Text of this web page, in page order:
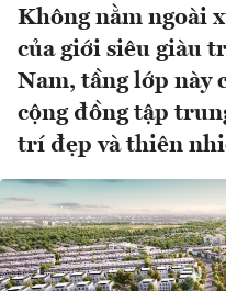
Không nằm ngoài
của giới siêu giàu
Nam, tầng lớp này
cộng đồng tập
trí đẹp và thiên